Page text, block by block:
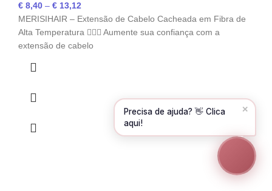
€ 8,40 – € 13,12
MERISIHAIR – Extensão de Cabelo Cacheada em Fibra de
Alta Temperatura 💇‍♀️✨ Aumente sua confiança com a
extensão de cabelo
Precisa de ajuda? 👋 Clica
aqui!
✕
Email